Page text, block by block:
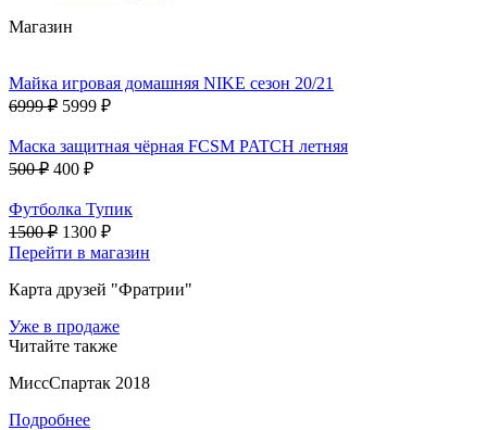
Магазин
Майка игровая домашняя NIKE сезон 20/21
6999 ₽ 5999 ₽
Маска защитная чёрная FCSM PATCH летняя
500 ₽ 400 ₽
Футболка Тупик
1500 ₽ 1300 ₽
Перейти в магазин
Карта друзей "Фратрии"
Уже в продаже
Читайте также
МиссСпартак 2018
Подробнее